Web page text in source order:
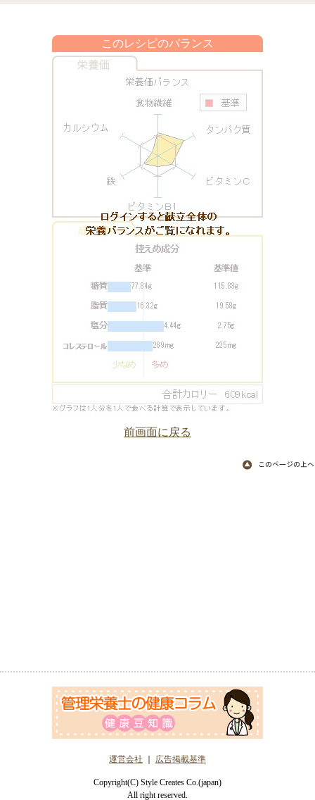
このレシピのバランス
前画面に戻る
運営会社 広告掲載基準
Copyright(C) Style Creates Co.(japan)
All right reserved.